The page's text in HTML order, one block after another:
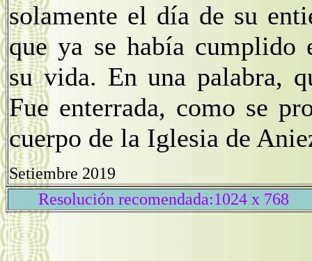
solamente el día de su
que ya se había cumplido
su vida. En una palabra,
Fue enterrada, como se
cuerpo de la Iglesia de
Setiembre 2019
Resolución recomendada:1024 x 768